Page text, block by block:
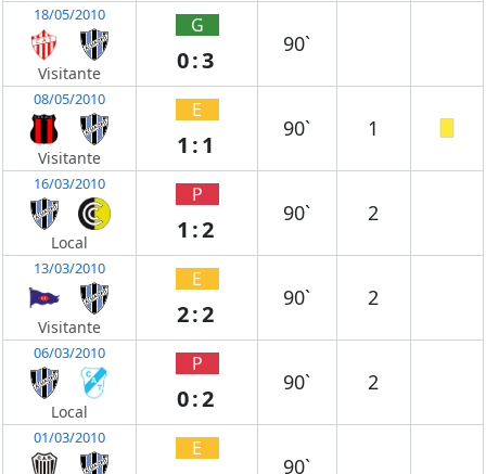
18/05/2010
Visitante
G
0:3
90`
08/05/2010
Visitante
E
1:1
90` 1
16/03/2010
Local
P
1:2
90` 2
13/03/2010
Visitante
E
2:2
90` 2
06/03/2010
Local
P
0:2
90` 2
01/03/2010 E
90`